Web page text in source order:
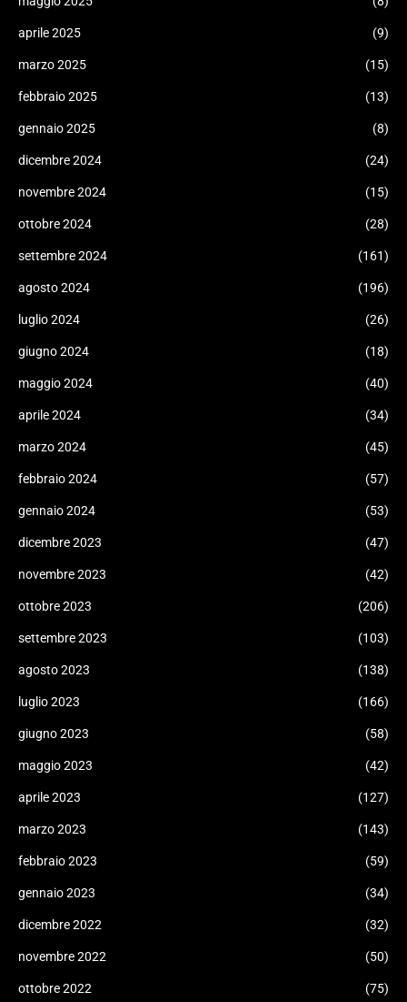
aprile 2025 (9)
marzo 2025 (15)
febbraio 2025 (13)
gennaio 2025 (8)
dicembre 2024 (24)
novembre 2024 (15)
ottobre 2024 (28)
settembre 2024 (161)
agosto 2024 (196)
luglio 2024 (26)
giugno 2024 (18)
maggio 2024 (40)
aprile 2024 (34)
marzo 2024 (45)
febbraio 2024 (57)
gennaio 2024 (53)
dicembre 2023 (47)
novembre 2023 (42)
ottobre 2023 (206)
settembre 2023 (103)
agosto 2023 (138)
luglio 2023 (166)
giugno 2023 (58)
maggio 2023 (42)
aprile 2023 (127)
marzo 2023 (143)
febbraio 2023 (59)
gennaio 2023 (34)
dicembre 2022 (32)
novembre 2022 (50)
ottobre 2022 (75)